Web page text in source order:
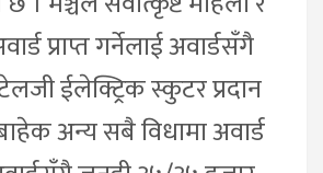
प्राप्त गर्नेलाई अवार्डसँगै
ईलेक्ट्रिक स्कुटर प्रदान
अन्य सबै विधामा अवार्ड